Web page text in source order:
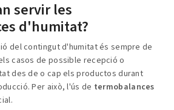
servir les
d'humitat?
del contingut d'humitat és sempre de
casos de possible recepció o
des de o cap els productos durant
Per això, l'ús de termobalances